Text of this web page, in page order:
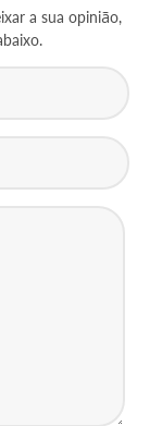
a sua opinião,